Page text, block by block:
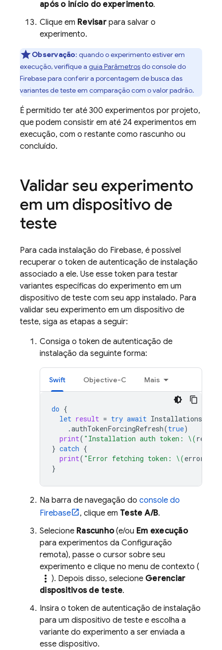
após o início do experimento.
Clique em Revisarpara salvar o
experimento.
Observação: quando o experimento estiver em
execução, verifique a guia Parâmetrosdo console do
Firebasepara conferir a porcentagem de busca das
variantes de teste em comparação com o valor padrão.
É permitido ter até 300 experimentos por projeto,
que podem consistir em até 24 experimentos em
execução, com o restante como rascunho ou
concluído.
Validar seu experimento
em um dispositivo de
teste
Para cada instalação do Firebase, é possível
recuperar o token de autenticação de instalação
associado a ele. Use esse token para testar
variantes específicas do experimento em um
dispositivo de teste com seu app instalado. Para
validar seu experimento em um dispositivo de
teste, siga as etapas a seguir:
Consiga o token de autenticação de
instalação da seguinte forma:
Swift Objective-C Mais
do {
let result = try await Installations
.authTokenForcingRefresh(true)
print( "Installation auth token: \(result
} catch {
print( "Error fetching token: \(error
}
Na barra de navegação do console do
Firebase
, clique em Teste A/B.
Selecione Rascunho(e/ou Em execução
para experimentos da Configuração
remota), passe o cursor sobre seu
experimento e clique no menu de contexto (
more_vert ). Depois disso, selecione Gerenciar
dispositivos de teste.
Insira o token de autenticação de instalação
para um dispositivo de teste e escolha a
variante do experimento a ser enviada a
esse dispositivo.